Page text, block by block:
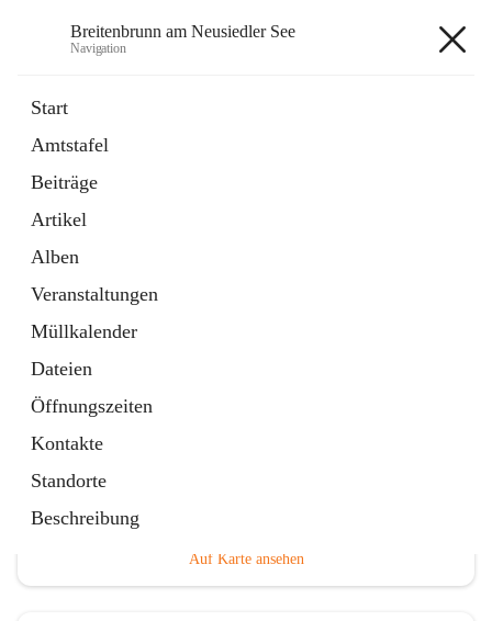
Breitenbrunn am Neusiedler See
Navigation
Start
Amtstafel
Beiträge
Artikel
Alben
Veranstaltungen
Müllkalender
Dateien
Öffnungszeiten
Kontakte
Standorte
Beschreibung
18 Schnellzugriffe
Gemeindeservice
Auf Karte ansehen